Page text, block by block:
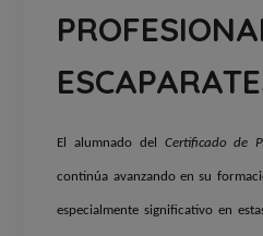
El alumnado del Certificado de
continúa avanzando en su
especialmente significativo en